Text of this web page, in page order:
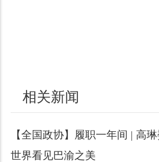
相关新闻
【全国政协】履职一年间 | 高
世界看见巴渝之美